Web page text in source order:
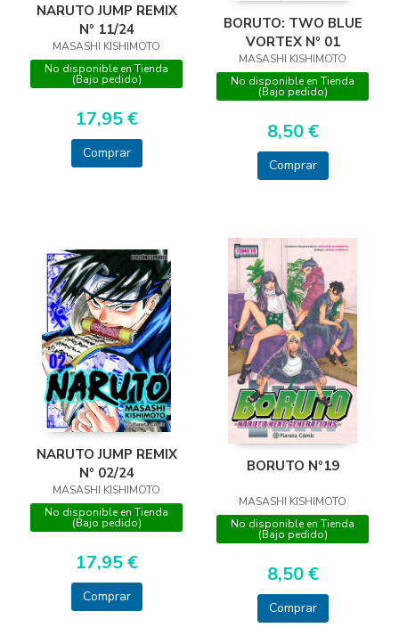
NARUTO JUMP REMIX
Nº 11/24
MASASHI KISHIMOTO
No disponible en Tienda
(Bajo pedido)
17,95 €
Comprar
BORUTO: TWO BLUE
VORTEX Nº 01
MASASHI KISHIMOTO
No disponible en Tienda
(Bajo pedido)
8,50 €
Comprar
NARUTO JUMP REMIX
Nº 02/24
MASASHI KISHIMOTO
No disponible en Tienda
(Bajo pedido)
17,95 €
Comprar
BORUTO Nº19
MASASHI KISHIMOTO
No disponible en Tienda
(Bajo pedido)
8,50 €
Comprar